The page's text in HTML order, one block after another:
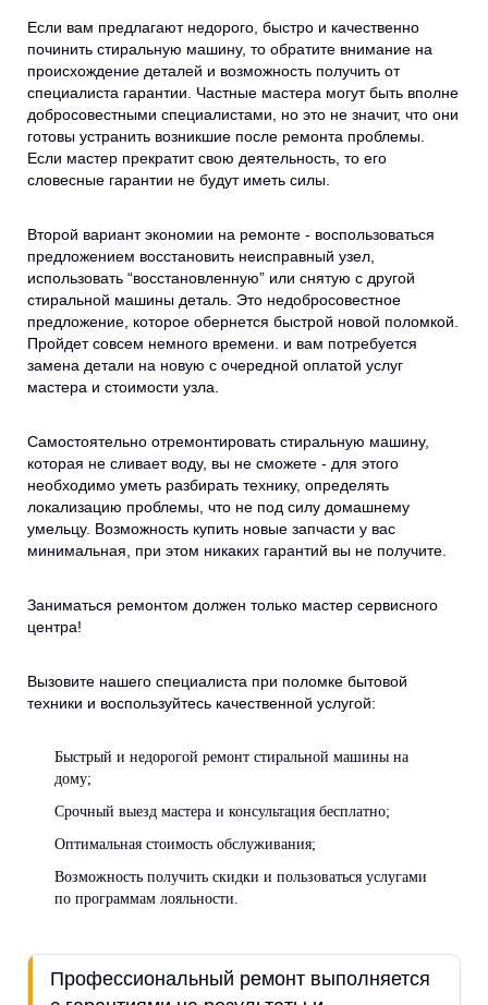
Если вам предлагают недорого, быстро и качественно
починить стиральную машину, то обратите внимание на
происхождение деталей и возможность получить от
специалиста гарантии. Частные мастера могут быть вполне
добросовестными специалистами, но это не значит, что они
готовы устранить возникшие после ремонта проблемы.
Если мастер прекратит свою деятельность, то его
словесные гарантии не будут иметь силы.
Второй вариант экономии на ремонте - воспользоваться
предложением восстановить неисправный узел,
использовать “восстановленную” или снятую с другой
стиральной машины деталь. Это недобросовестное
предложение, которое обернется быстрой новой поломкой.
Пройдет совсем немного времени. и вам потребуется
замена детали на новую с очередной оплатой услуг
мастера и стоимости узла.
Самостоятельно отремонтировать стиральную машину,
которая не сливает воду, вы не сможете - для этого
необходимо уметь разбирать технику, определять
локализацию проблемы, что не под силу домашнему
умельцу. Возможность купить новые запчасти у вас
минимальная, при этом никаких гарантий вы не получите.
Заниматься ремонтом должен только мастер сервисного
центра!
Вызовите нашего специалиста при поломке бытовой
техники и воспользуйтесь качественной услугой:
Быстрый и недорогой ремонт стиральной машины на
дому;
Срочный выезд мастера и консультация бесплатно;
Оптимальная стоимость обслуживания;
Возможность получить скидки и пользоваться услугами
по программам лояльности.
Профессиональный ремонт выполняется